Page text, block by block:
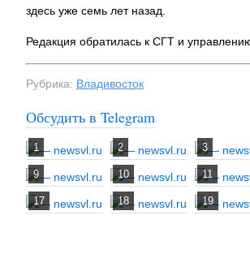
здесь уже семь лет назад.
Редакция обратилась к СГТ и
Рубрика: Владивосток
Обсудить в Telegram